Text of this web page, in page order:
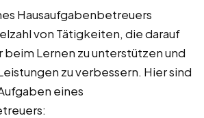
Hausaufgabenbetreuers
von Tätigkeiten, die darauf
beim Lernen zu unterstützen und
zu verbessern. Hier sind
eines